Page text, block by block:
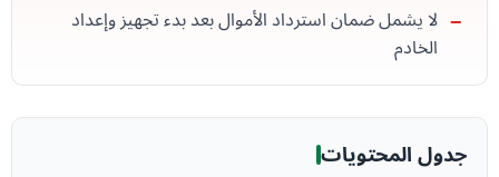
لا يشمل ضمان استرداد الأموال بعد بدء تجهيز وإعداد
الخادم
جدول المحتويات